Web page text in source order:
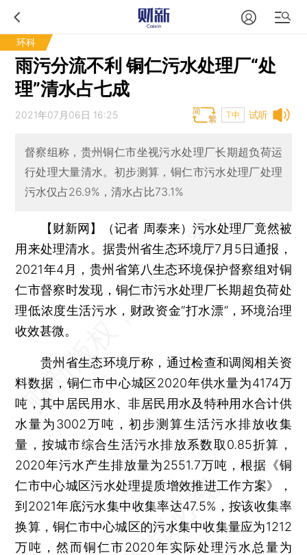
环科
雨污分流不利 铜仁污水处理厂“处
理”清水占七成
试听
2021年07月06日 16:25 T中
督察组称，贵州铜仁市坐视污水处理厂长期超负荷运
行处理大量清水。初步测算，铜仁市污水处理厂处理
污水仅占26.9%，清水占比73.1%
【财新网】（记者 周泰来） 污水处理厂竟然被
用来处理清水。据贵州省生态环境厅7月5日通报，
2021年4月，贵州省第八生态环境保护督察组对铜
仁市督察时发现，铜仁市污水处理厂长期超负荷处
理低浓度生活污水，财政资金“打水漂”，环境治理
收效甚微。
贵州省生态环境厅称，通过检查和调阅相关资
料数据，铜仁市中心城区2020年供水量为4174万
吨，其中居民用水、非居民用水及特种用水合计供
水量为3002万吨，初步测算生活污水排放收集
量，按城市综合生活污水排放系数取0.85折算，
2020年污水产生排放量为2551.7万吨，根据《铜
仁市中心城区污水处理提质增效推进工作方案》，
到2021年底污水集中收集率达47.5%，按该收集率
换算，铜仁市中心城区的污水集中收集量应为1212
万吨，然而铜仁市2020年实际处理污水总量为